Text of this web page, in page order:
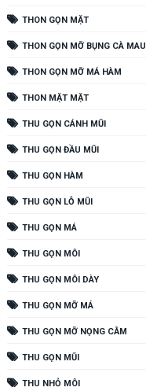
THON GỌN MẶT
THON GỌN MỠ BỤNG CÀ MAU
THON GỌN MỠ MÁ HÀM
THON MẶT MẶT
THU GỌN CÁNH MŨI
THU GỌN ĐẦU MŨI
THU GỌN HÀM
THU GỌN LỖ MŨI
THU GỌN MÁ
THU GỌN MÔI
THU GỌN MÔI DÀY
THU GỌN MỠ MÁ
THU GỌN MỠ NỌNG CẰM
THU GỌN MŨI
THU NHỎ MÔI